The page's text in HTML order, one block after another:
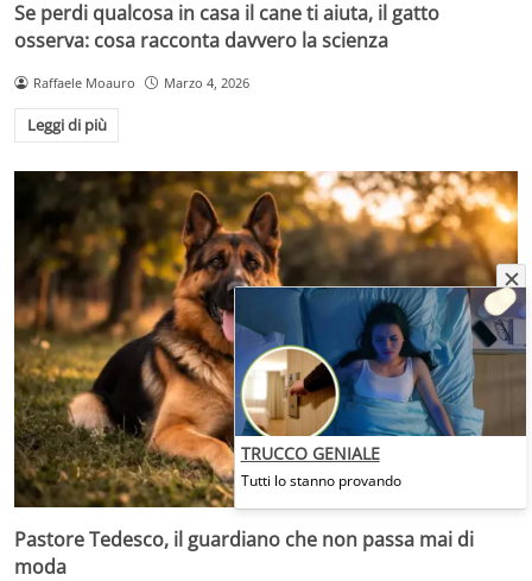
Se perdi qualcosa in casa il cane ti aiuta, il gatto
osserva: cosa racconta davvero la scienza
Raffaele Moauro Marzo 4, 2026
Leggi di più
Pastore Tedesco, il guardiano che non passa mai di
moda
TRUCCO GENIALE
Tutti lo stanno provando